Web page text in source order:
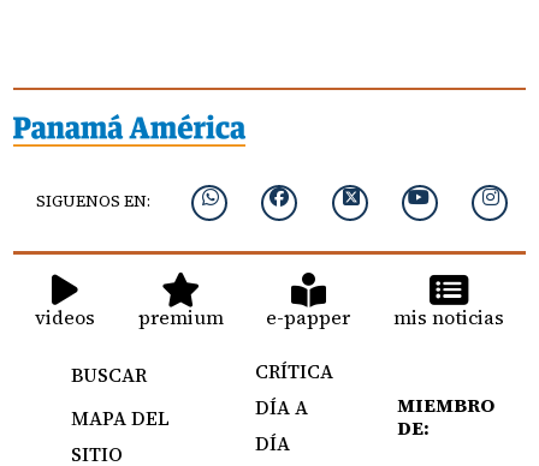
SIGUENOS EN:
videos premium e-papper mis noticias
BUSCAR
MAPA DEL
SITIO
CRÍTICA
DÍA A
DÍA
MIEMBRO
DE: